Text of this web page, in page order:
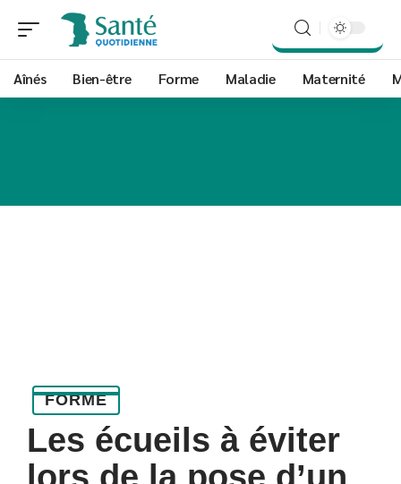
Aînés Bien-être Forme Maladie Maternité
FORME
Les écueils à éviter